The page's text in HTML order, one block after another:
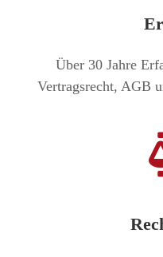
Über 30 Jahre
Vertragsrecht, AGB